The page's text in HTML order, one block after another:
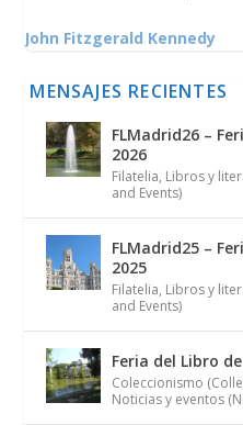
John Fitzgerald Kennedy
MENSAJES RECIENTES
FLMadrid26 –
2026
Filatelia, Libros y
and Events)
FLMadrid25 –
2025
Filatelia, Libros y
and Events)
Feria del Libro
Coleccionismo
Noticias y eventos